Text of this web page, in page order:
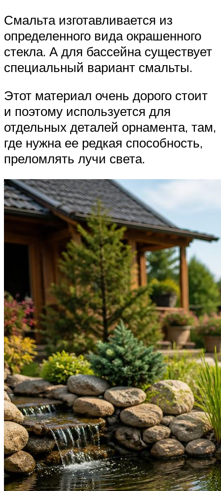
Смальта изготавливается из
определенного вида окрашенного
стекла. А для бассейна существует
специальный вариант смальты.
Этот материал очень дорого стоит
и поэтому используется для
отдельных деталей орнамента, там,
где нужна ее редкая способность,
преломлять лучи света.